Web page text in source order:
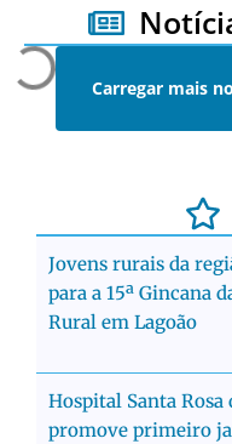
Carregar mais
Jovens rurais da
para a 15ª Gincana
Rural em Lagoão
Hospital Santa Rosa
promove primeiro